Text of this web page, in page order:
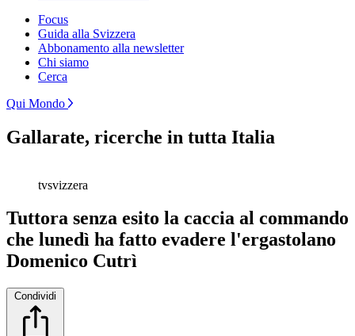
Focus
Guida alla Svizzera
Abbonamento alla newsletter
Chi siamo
Cerca
Qui Mondo
Gallarate, ricerche in tutta Italia
tvsvizzera
Tuttora senza esito la caccia al commando
che lunedì ha fatto evadere l'ergastolano
Domenico Cutrì
Condividi